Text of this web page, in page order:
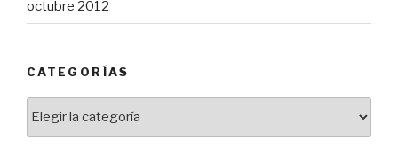
octubre 2012
CATEGORÍAS